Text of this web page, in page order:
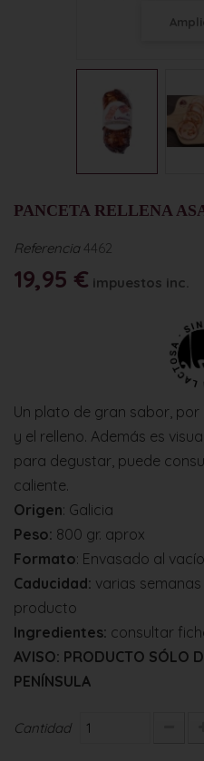
PANCETA RELLENA
Referencia 4462
19,95 € impuestos inc.
Un plato de gran sabor,
y el relleno. Además es
para degustar, puede
caliente.
Origen: Galicia
Peso: 800 gr. aprox
Formato: Envasado al vacío
Caducidad: varias
producto
Ingredientes: consultar
AVISO: PRODUCTO SÓLO
PENÍNSULA
Cantidad